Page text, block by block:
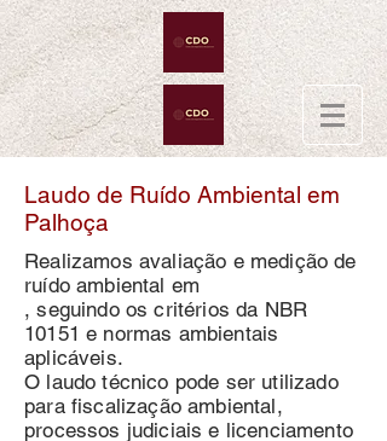
Laudo de Ruído Ambiental em
Palhoça
Realizamos avaliação e medição de
ruído ambiental em
, seguindo os critérios da NBR
10151 e normas ambientais
aplicáveis.
O laudo técnico pode ser utilizado
para fiscalização ambiental,
processos judiciais e licenciamento